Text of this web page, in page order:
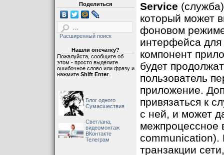
Поделиться
Расширенный поиск
Нашли опечатку?
Пожалуйста, сообщите об
этом - просто выделите
ошибочное слово или фразу и
нажмите Shift Enter.
Блог одного
Сумасшествия
Светлана,
видеомонтаж
ВКонтакте
Телеграм
Service
который может
фоновом
интерфейса для
компонент
будет
пользователь
приложение.
привязаться к
с ней, и может
межпроцессное
communication).
транзакции